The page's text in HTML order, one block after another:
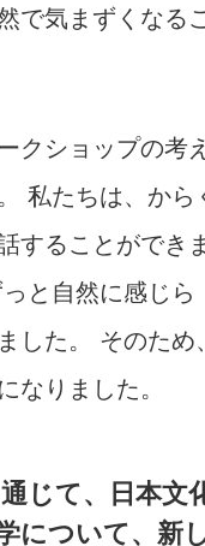
で気まずくなる
クショップの考
私たちは、から
することができ
と自然に感じら
した。 そのため
なりました。
じて、日本文
について、新